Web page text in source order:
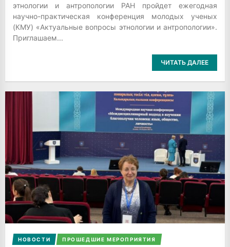
этнологии и антропологии РАН пройдет ежегодная
научно-практическая конференция молодых ученых
(КМУ) «Актуальные вопросы этнологии и антропологии».
Приглашаем...
ЧИТАТЬ ДАЛЕЕ
НОВОСТИ ПРОШЕДШИЕ МЕРОПРИЯТИЯ